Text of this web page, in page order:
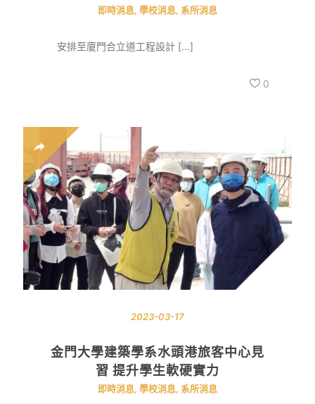
即時消息, 學校消息, 系所消息
安排至廈門合立道工程設計 […]
0
2023-03-17
金門大學建築學系水頭港旅客中心見
習 提升學生軟硬實力
即時消息, 學校消息, 系所消息